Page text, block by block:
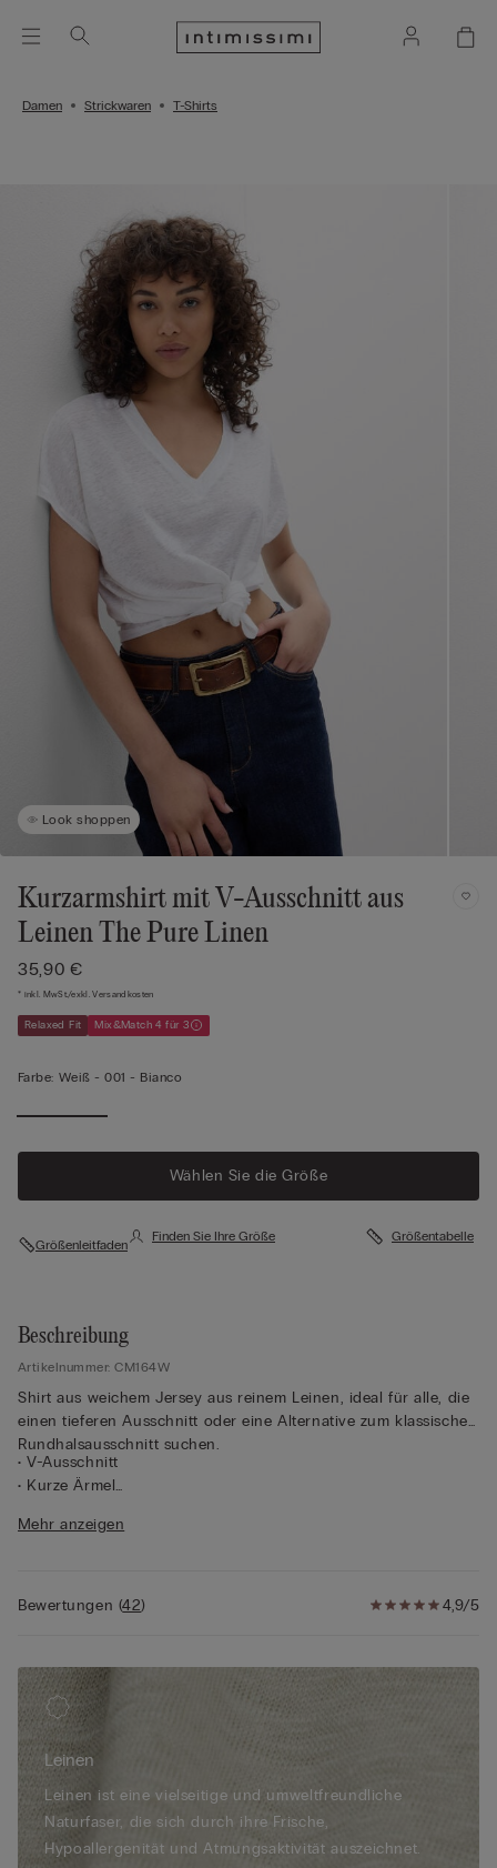
Damen Strickwaren T-Shirts
Look shoppen
Kurzarmshirt mit V-Ausschnitt aus
Leinen The Pure Linen
35,90 €
* inkl. MwSt./exkl. Versandkosten
Relaxed Fit Mix&Match 4 für 3
Farbe: Weiß -001 - Bianco
Wählen Sie die Größe
Größenleitfaden
Finden Sie Ihre Größe Größentabelle
Beschreibung
Artikelnummer: CM164W
Shirt aus weichem Jersey aus reinem Leinen, ideal für alle, die
einen tieferen Ausschnitt oder eine Alternative zum klassischen
Rundhalsausschnitt suchen.
• V-Ausschnitt
• Kurze Ärmel
• Weich fallende Passform
Mehr anzeigen
4,9/5
Bewertungen (42)
Leinen
Leinen ist eine vielseitige und umweltfreundliche
Naturfaser, die sich durch ihre Frische,
Hypoallergenität und Atmungsaktivität auszeichnet.